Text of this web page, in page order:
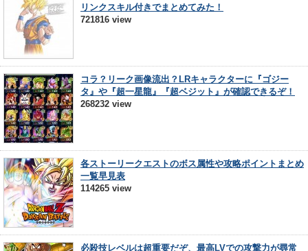
リンクスキル付きでまとめてみた！
721816 view
コラ？リーク画像流出？LRキャラクターに『ゴジー
タ』や『超一星龍』『超ベジット』が確認できるぞ！
268232 view
各ストーリークエストのボス属性や攻略ポイントまとめ
一覧早見表
114265 view
必殺技レベルは超重要だぞ、最高LVでの攻撃力が尋常